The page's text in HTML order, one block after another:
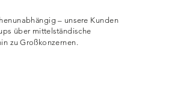
– unsere Kunden
über mittelständische
zu Großkonzernen.